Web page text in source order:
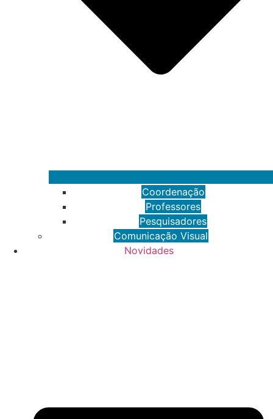
Coordenação
Professores
Pesquisadores
Comunicação Visual
Novidades